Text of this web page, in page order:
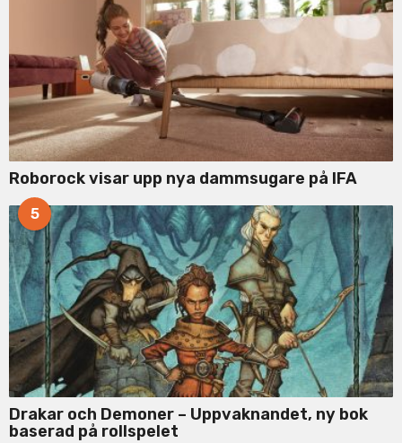
Roborock visar upp nya dammsugare på IFA
5
Drakar och Demoner – Uppvaknandet, ny bok
baserad på rollspelet